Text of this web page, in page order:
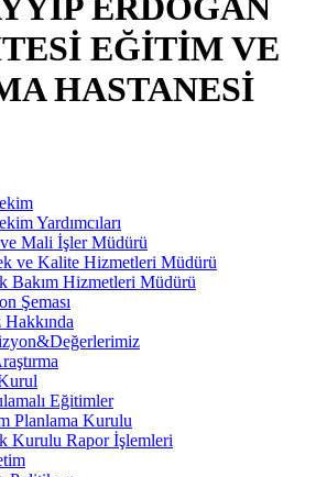
ERDOĞAN
EĞİTİM VE
HASTANESİ
Yardımcıları
Mali İşler Müdürü
ve Kalite Hizmetleri Müdürü
Bakım Hizmetleri Müdürü
Şeması
Eğitimler
Planlama Kurulu
Kurulu Rapor İşlemleri